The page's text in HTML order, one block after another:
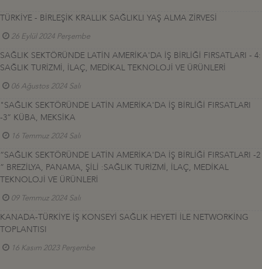
TÜRKİYE - BİRLEŞİK KRALLIK SAĞLIKLI YAŞ ALMA ZİRVESİ
26 Eylül 2024 Perşembe
SAĞLIK SEKTÖRÜNDE LATİN AMERİKA'DA İŞ BİRLİĞİ FIRSATLARI - 4:
SAĞLIK TURİZMİ, İLAÇ, MEDİKAL TEKNOLOJİ VE ÜRÜNLERİ
06 Ağustos 2024 Salı
"SAĞLIK SEKTÖRÜNDE LATİN AMERİKA'DA İŞ BİRLİĞİ FIRSATLARI
-3” KÜBA, MEKSİKA
16 Temmuz 2024 Salı
“SAĞLIK SEKTÖRÜNDE LATİN AMERİKA'DA İŞ BİRLİĞİ FIRSATLARI -2
” BREZİLYA, PANAMA, ŞİLİ :SAĞLIK TURİZMİ, İLAÇ, MEDİKAL
TEKNOLOJİ VE ÜRÜNLERİ
09 Temmuz 2024 Salı
KANADA-TÜRKİYE İŞ KONSEYİ SAĞLIK HEYETİ İLE NETWORKİNG
TOPLANTISI
16 Kasım 2023 Perşembe